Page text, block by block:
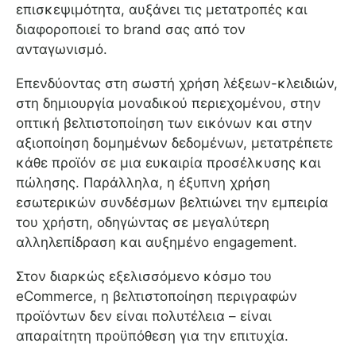
επισκεψιμότητα, αυξάνει τις μετατροπές και
διαφοροποιεί το brand σας από τον
ανταγωνισμό.
Επενδύοντας στη σωστή χρήση λέξεων-κλειδιών,
στη δημιουργία μοναδικού περιεχομένου, στην
οπτική βελτιστοποίηση των εικόνων και στην
αξιοποίηση δομημένων δεδομένων, μετατρέπετε
κάθε προϊόν σε μια ευκαιρία προσέλκυσης και
πώλησης. Παράλληλα, η έξυπνη χρήση
εσωτερικών συνδέσμων βελτιώνει την εμπειρία
του χρήστη, οδηγώντας σε μεγαλύτερη
αλληλεπίδραση και αυξημένο engagement.
Στον διαρκώς εξελισσόμενο κόσμο του
eCommerce, η βελτιστοποίηση περιγραφών
προϊόντων δεν είναι πολυτέλεια – είναι
απαραίτητη προϋπόθεση για την επιτυχία.